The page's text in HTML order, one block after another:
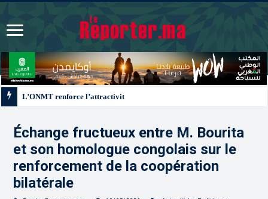
Échange fructueux entre M. Bourita
et son homologue congolais sur le
renforcement de la coopération
bilatérale